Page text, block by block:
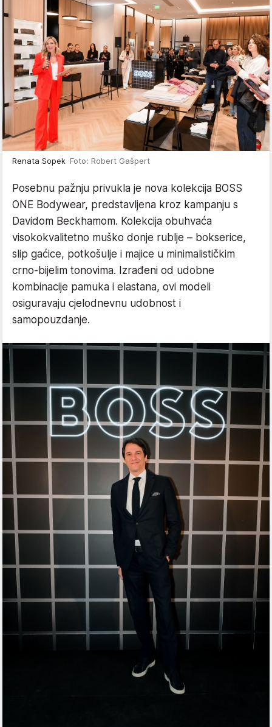
Renata Sopek Foto: Robert Gašpert
Posebnu pažnju privukla je nova kolekcija BOSS
ONE Bodywear, predstavljena kroz kampanju s
Davidom Beckhamom. Kolekcija obuhvaća
visokokvalitetno muško donje rublje – bokserice,
slip gaćice, potkošulje i majice u minimalističkim
crno-bijelim tonovima. Izrađeni od udobne
kombinacije pamuka i elastana, ovi modeli
osiguravaju cjelodnevnu udobnost i
samopouzdanje.